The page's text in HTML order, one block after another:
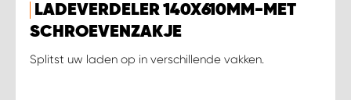
LADEVERDELER 140X610MM-MET
SCHROEVENZAKJE
Splitst uw laden op in verschillende vakken.
WORK SYSTEM UITHOORN